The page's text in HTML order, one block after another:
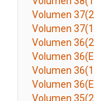
Volumen
Volumen
Volumen
Volumen
Volumen
Volumen
Volumen